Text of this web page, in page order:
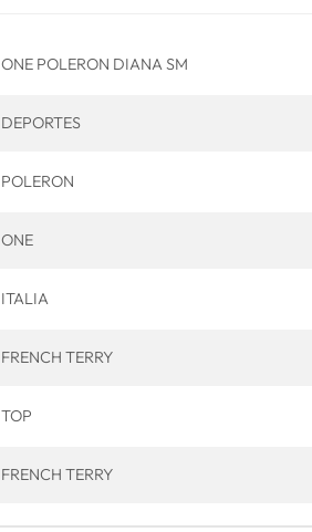
ONE POLERON DIANA SM
DEPORTES
POLERON
ONE
ITALIA
FRENCH TERRY
TOP
FRENCH TERRY